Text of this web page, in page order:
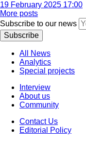
19 February 2025 17:00
More posts
Subscribe to our news
Subscribe
All News
Analytics
Special projects
Interview
About us
Community
Contact Us
Editorial Policy